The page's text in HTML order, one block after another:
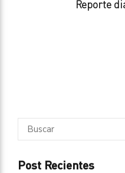
Reporte
Post Recientes